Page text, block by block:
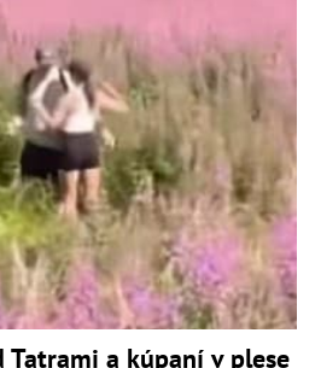
Tatrami a kúpaní v plese